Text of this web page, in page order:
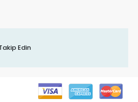
Edin